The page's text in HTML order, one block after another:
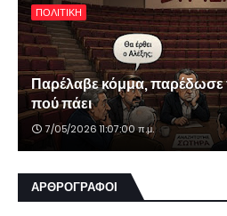
ΠΟΛΙΤΙΚΗ
Παρέλαβε κόμμα, παρέδωσε
πού πάει
7/05/2026 11:07:00 π.μ.
ΑΡΘΡΟΓΡΑΦΟΙ